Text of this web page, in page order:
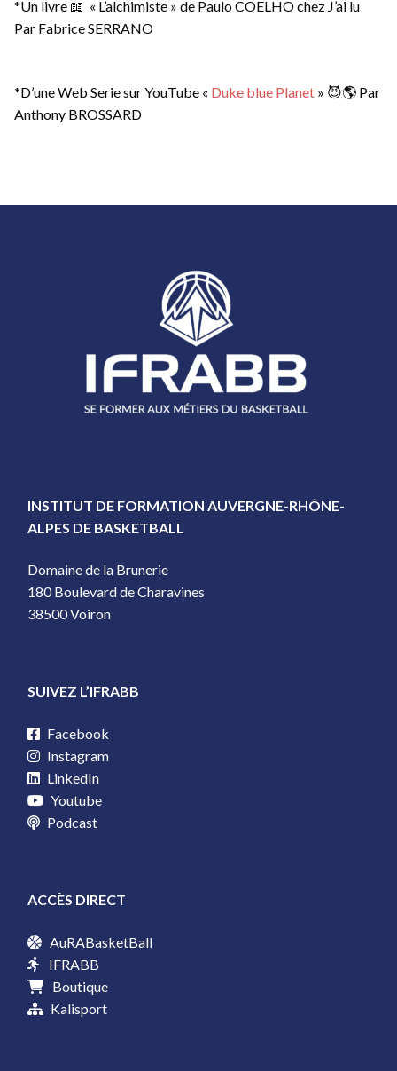
*Un livre 📖 « L’alchimiste » de Paulo COELHO chez J’ai lu
Par Fabrice SERRANO
*D’une Web Serie sur YouTube « Duke blue Planet » 😈🌎 Par
Anthony BROSSARD
INSTITUT DE FORMATION AUVERGNE-RHÔNE-
ALPES DE BASKETBALL
Domaine de la Brunerie
180 Boulevard de Charavines
38500 Voiron
SUIVEZ L’IFRABB
Facebook
Instagram
LinkedIn
Youtube
Podcast
ACCÈS DIRECT
AuRABasketBall
IFRABB
Boutique
Kalisport